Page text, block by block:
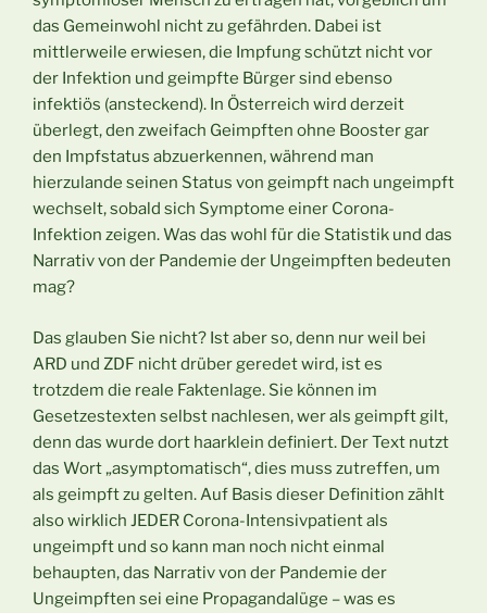
das Gemeinwohl nicht zu gefährden. Dabei ist
mittlerweile erwiesen, die Impfung schützt nicht vor
der Infektion und geimpfte Bürger sind ebenso
infektiös (ansteckend). In Österreich wird derzeit
überlegt, den zweifach Geimpften ohne Booster gar
den Impfstatus abzuerkennen, während man
hierzulande seinen Status von geimpft nach ungeimpft
wechselt, sobald sich Symptome einer Corona-
Infektion zeigen. Was das wohl für die Statistik und das
Narrativ von der Pandemie der Ungeimpften bedeuten
mag?
Das glauben Sie nicht? Ist aber so, denn nur weil bei
ARD und ZDF nicht drüber geredet wird, ist es
trotzdem die reale Faktenlage. Sie können im
Gesetzestexten selbst nachlesen, wer als geimpft gilt,
denn das wurde dort haarklein definiert. Der Text nutzt
das Wort „asymptomatisch“, dies muss zutreffen, um
als geimpft zu gelten. Auf Basis dieser Definition zählt
also wirklich JEDER Corona-Intensivpatient als
ungeimpft und so kann man noch nicht einmal
behaupten, das Narrativ von der Pandemie der
Ungeimpften sei eine Propagandalüge – was es